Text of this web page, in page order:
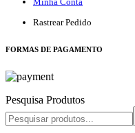
Rastrear Pedido
FORMAS DE PAGAMENTO
Pesquisa Produtos